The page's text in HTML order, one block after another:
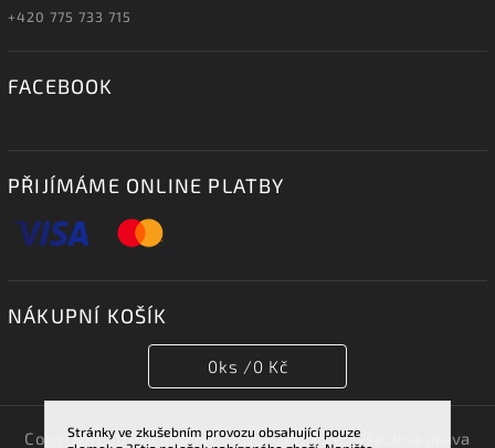
Stránky ve zkušebním provozu obsahující pouze
+420 775 733 715
FACEBOOK
PŘIJÍMÁME ONLINE PLATBY
NÁKUPNÍ KOŠÍK
0ks /0 Kč
Copyright 2026TRIDENT GROUP 007 s.r.o.. Všechna práva